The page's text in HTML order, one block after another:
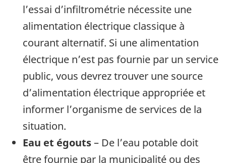
l’essai d’infiltrométrie nécessite une
alimentation électrique classique à
courant alternatif. Si une alimentation
électrique n’est pas fournie par un service
public, vous devrez trouver une source
d’alimentation électrique appropriée et
informer l’organisme de services de la
situation.
Eau et égouts– De l’eau potable doit
être fournie par la municipalité ou des